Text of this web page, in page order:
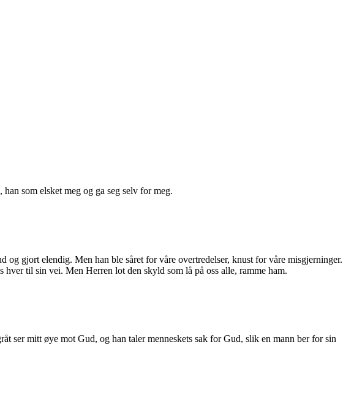
som elsket meg og ga seg selv for meg.
og gjort elendig. Men han ble såret for våre overtredelser, knust for våre misgjerninger.
til sin vei. Men Herren lot den skyld som lå på oss alle, ramme ham.
ser mitt øye mot Gud, og han taler menneskets sak for Gud, slik en mann ber for sin